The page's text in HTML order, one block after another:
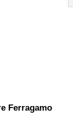
Ferragamo